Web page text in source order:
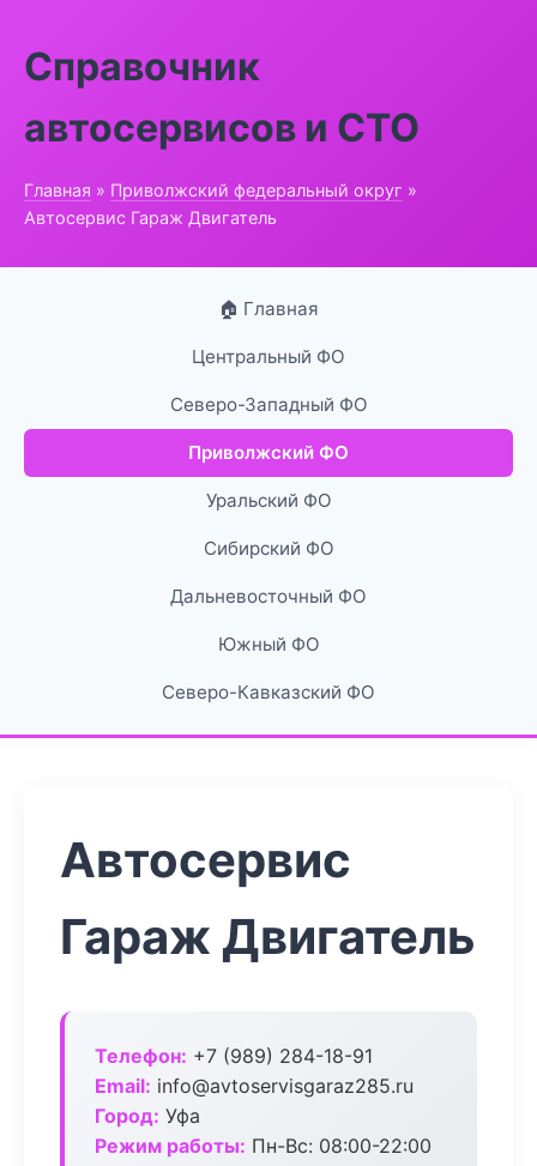
Справочник
автосервисов и СТО
Главная » Приволжский федеральный округ »
Автосервис Гараж Двигатель
🏠 Главная
Центральный ФО
Северо-Западный ФО
Приволжский ФО
Уральский ФО
Сибирский ФО
Дальневосточный ФО
Южный ФО
Северо-Кавказский ФО
Автосервис
Гараж Двигатель
Телефон: +7 (989) 284-18-91
Email: info@avtoservisgaraz285.ru
Город: Уфа
Режим работы: Пн-Вс: 08:00-22:00